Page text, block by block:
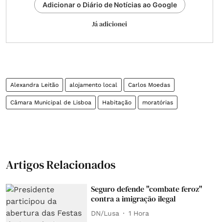
Adicionar o Diário de Notícias ao Google
Já adicionei
Alexandra Leitão alojamento local Carlos Moedas
Câmara Municipal de Lisboa Habitação moratórias
Artigos Relacionados
Seguro defende "combate feroz"
contra a imigração ilegal
DN/Lusa 1 Hora